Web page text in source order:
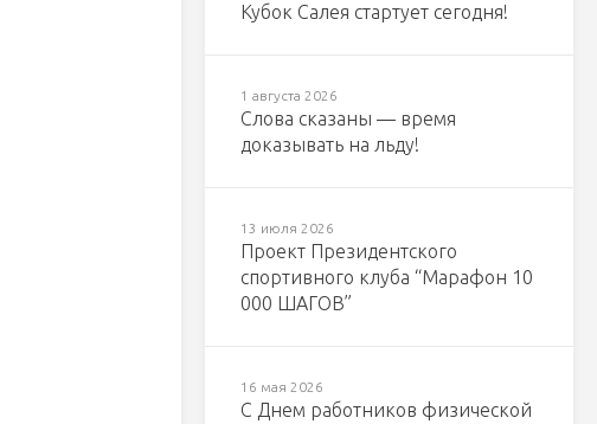
Кубок Салея стартует сегодня!
1 августа 2026
Слова сказаны — время
доказывать на льду!
13 июля 2026
Проект Президентского
спортивного клуба “Марафон 10
000 ШАГОВ”
16 мая 2026
С Днем работников физической